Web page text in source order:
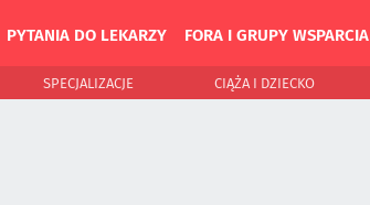
PYTANIA DO LEKARZY FORA I GRUPY WSPARCIA
SPECJALIZACJE CIĄŻA I DZIECKO